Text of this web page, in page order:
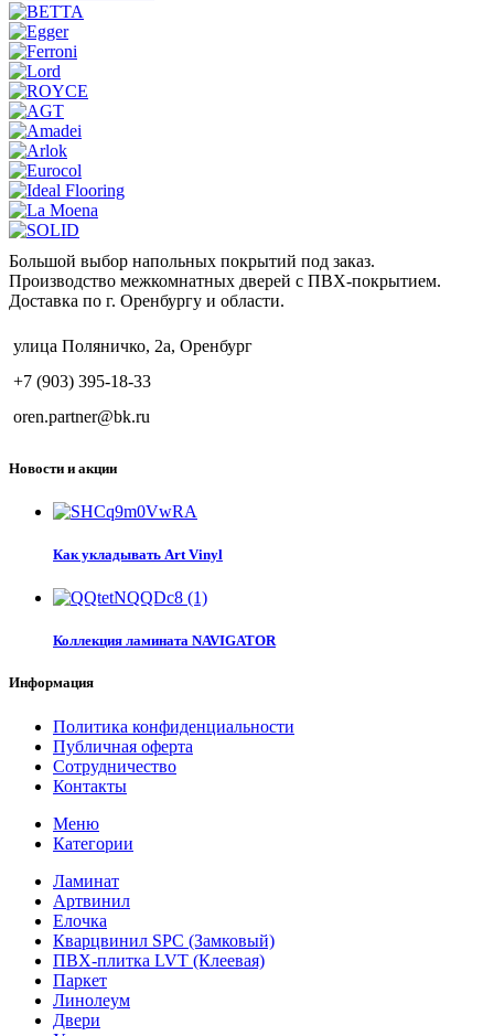
Большой выбор напольных покрытий под заказ.
Производство межкомнатных дверей с ПВХ-покрытием.
Доставка по г. Оренбургу и области.
улица Поляничко, 2а, Оренбург
+7 (903) 395-18-33
oren.partner@bk.ru
Новости и акции
Как укладывать Art Vinyl
Коллекция ламината NAVIGATOR
Информация
Политика конфиденциальности
Публичная оферта
Сотрудничество
Контакты
Меню
Категории
Ламинат
Артвинил
Елочка
Кварцвинил SPC (Замковый)
ПВХ-плитка LVT (Клеевая)
Паркет
Линолеум
Двери